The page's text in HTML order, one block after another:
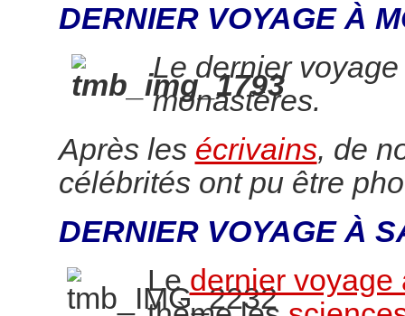
DERNIER VOYAGE À
Le dernier
monastères.
Après les écrivains, de
célébrités ont pu être
DERNIER VOYAGE À
Ledernier voyage